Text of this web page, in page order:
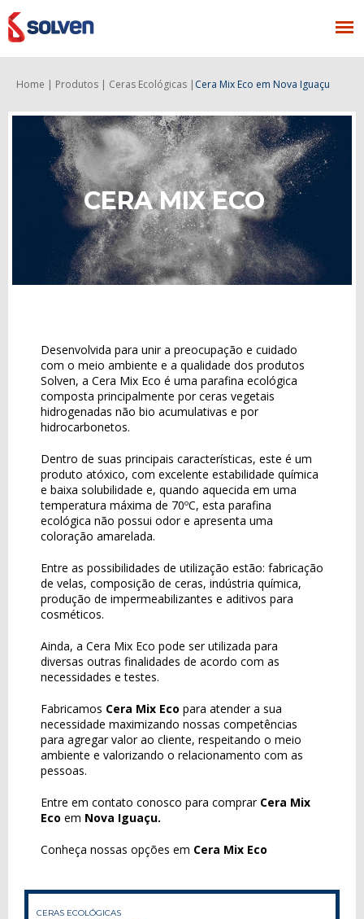
Home | Produtos | Ceras Ecológicas | Cera Mix Eco em Nova Iguaçu
CERA MIX ECO
Desenvolvida para unir a preocupação e cuidado
com o meio ambiente e a qualidade dos produtos
Solven, a Cera Mix Eco é uma parafina ecológica
composta principalmente por ceras vegetais
hidrogenadas não bio acumulativas e por
hidrocarbonetos.
Dentro de suas principais características, este é um
produto atóxico, com excelente estabilidade química
e baixa solubilidade e, quando aquecida em uma
temperatura máxima de 70ºC, esta parafina
ecológica não possui odor e apresenta uma
coloração amarelada.
Entre as possibilidades de utilização estão: fabricação
de velas, composição de ceras, indústria química,
produção de impermeabilizantes e aditivos para
cosméticos.
Ainda, a Cera Mix Eco pode ser utilizada para
diversas outras finalidades de acordo com as
necessidades e testes.
Fabricamos Cera Mix Eco para atender a sua
necessidade maximizando nossas competências
para agregar valor ao cliente, respeitando o meio
ambiente e valorizando o relacionamento com as
pessoas.
Entre em contato conosco para comprar Cera Mix
Eco em Nova Iguaçu.
Conheça nossas opções em Cera Mix Eco
CERAS ECOLÓGICAS